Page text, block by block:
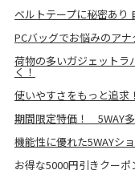
ベルトテープに秘密あり
PCバッグでお悩みのア
荷物の多いガジェットラ
く！
使いやすさをもっと追求
期間限定特価！ 5WAY
機能性に優れた5WAYシ
お得な5000円引きクー